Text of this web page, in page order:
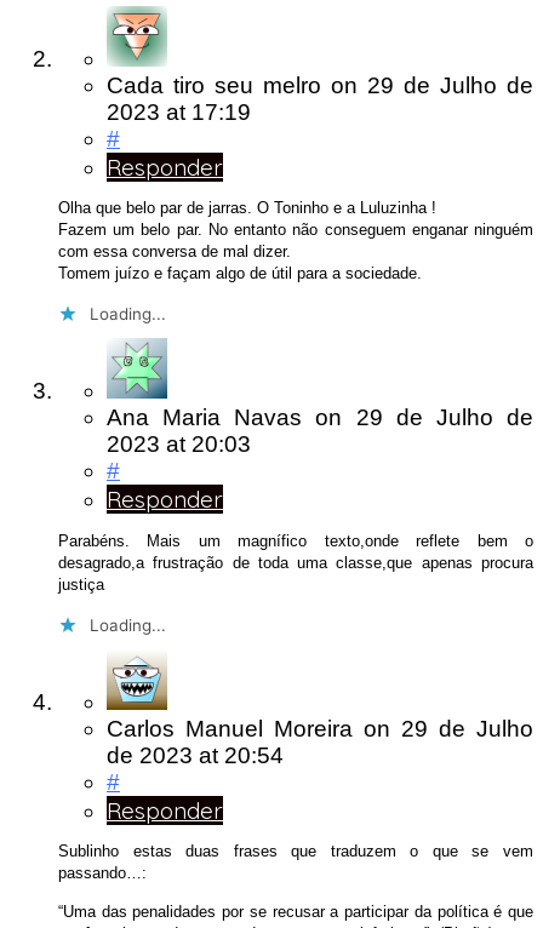
Cada tiro seu melro on 29 de Julho de
2023 at 17:19
#
Responder
Olha que belo par de jarras. O Toninho e a Luluzinha !
Fazem um belo par. No entanto não conseguem enganar ninguém
com essa conversa de mal dizer.
Tomem juízo e façam algo de útil para a sociedade.
Loading...
Ana Maria Navas on 29 de Julho de
2023 at 20:03
#
Responder
Parabéns. Mais um magnífico texto,onde reflete bem o
desagrado,a frustração de toda uma classe,que apenas procura
justiça
Loading...
Carlos Manuel Moreira on 29 de Julho
de 2023 at 20:54
#
Responder
Sublinho estas duas frases que traduzem o que se vem
passando…:
“Uma das penalidades por se recusar a participar da política é que